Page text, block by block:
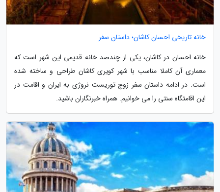
خانه تاریخی احسان کاشان؛ داستان سفر
خانه احسان در کاشان، یکی از چندصد خانه قدیمی این شهر است که
معماری آن کاملا مناسب با شهر کویری کاشان طراحی و ساخته شده
است. در ادامه داستان سفر زوج توریست نروژی به ایران و اقامت در
این اقامتگاه سنتی را می خوانیم. همراه خبرنگاران باشید.